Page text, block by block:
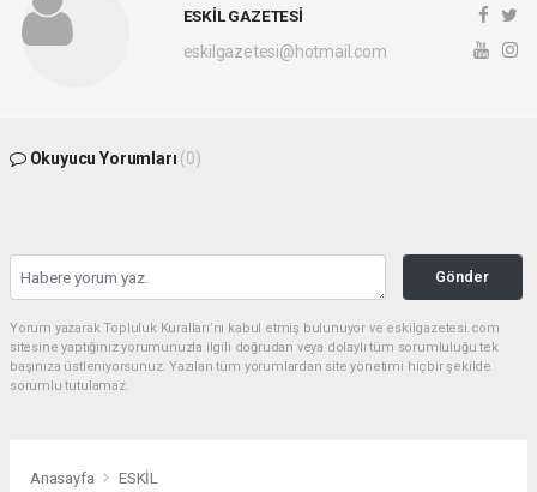
ESKİL GAZETESİ
eskilgazetesi@hotmail.com
Okuyucu Yorumları (0)
Gönder
Yorum yazarak Topluluk Kuralları’nı kabul etmiş bulunuyor ve eskilgazetesi.com
sitesine yaptığınız yorumunuzla ilgili doğrudan veya dolaylı tüm sorumluluğu tek
başınıza üstleniyorsunuz. Yazılan tüm yorumlardan site yönetimi hiçbir şekilde
sorumlu tutulamaz.
Anasayfa ESKİL